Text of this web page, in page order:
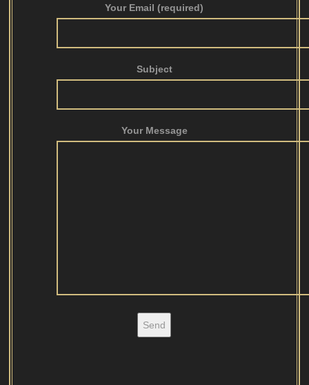
Your Email (required)
Subject
Your Message